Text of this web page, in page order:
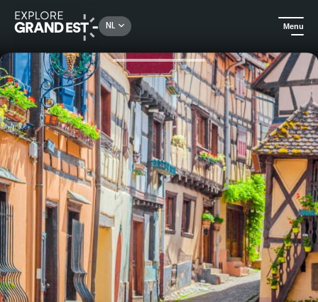
NL Menu
Kijk je ogen uit in de Grand Est Ontdek de Elzas tijdens een wandeltocht langs de wijngaarden en middeleeuwse dorpjes